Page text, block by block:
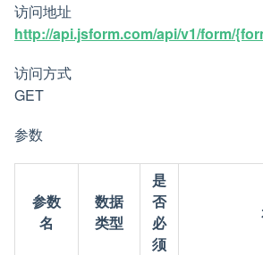
访问地址
http://api.jsform.com/api/v1/form/
访问方式
GET
参数
参数
名
数据
类型
是
否
必
须